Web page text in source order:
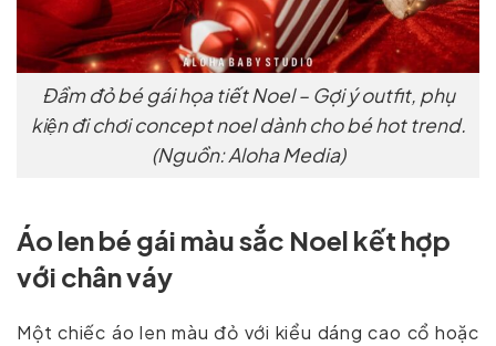
Đầm đỏ bé gái họa tiết Noel – Gợi ý outfit, phụ
kiện đi chơi concept noel dành cho bé hot trend.
(Nguồn: Aloha Media)
Áo len bé gái màu sắc Noel kết hợp
với chân váy
Một chiếc áo len màu đỏ với kiểu dáng cao cổ hoặc